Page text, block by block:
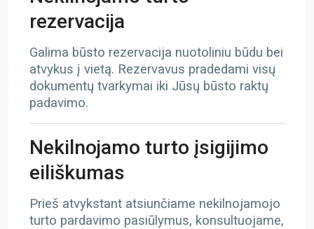
rezervacija
Galima būsto rezervacija nuotoliniu būdu bei
atvykus į vietą. Rezervavus pradedami visų
dokumentų tvarkymai iki Jūsų būsto raktų
padavimo.
Nekilnojamo turto įsigijimo
eiliškumas
Prieš atvykstant atsiunčiame nekilnojamojo
turto pardavimo pasiūlymus, konsultuojame,